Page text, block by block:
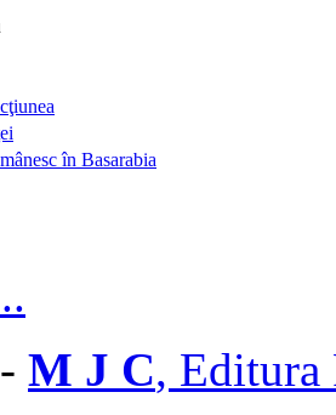
în Basarabia
- M J C, Editura